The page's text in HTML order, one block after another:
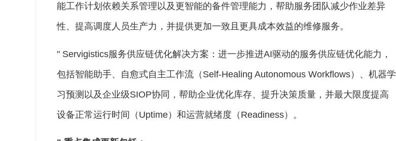
能工作计划依赖关系管理以及更智能的备件管理能力，帮助服务团队减少作业差异
性、提高调度人员生产力，并提供更加一致且更具成本效益的维修服务。
" Servigistics服务供应链优化解决方案：进一步推进AI驱动的服务供应链优化能力，
包括智能助手、自愈式自主工作流（Self-Healing Autonomous Workflows）、机器学
习预测以及企业级SIOP协同，帮助企业优化库存、提升决策质量，并最大限度提高
设备正常运行时间（Uptime）和运营就绪度（Readiness）。